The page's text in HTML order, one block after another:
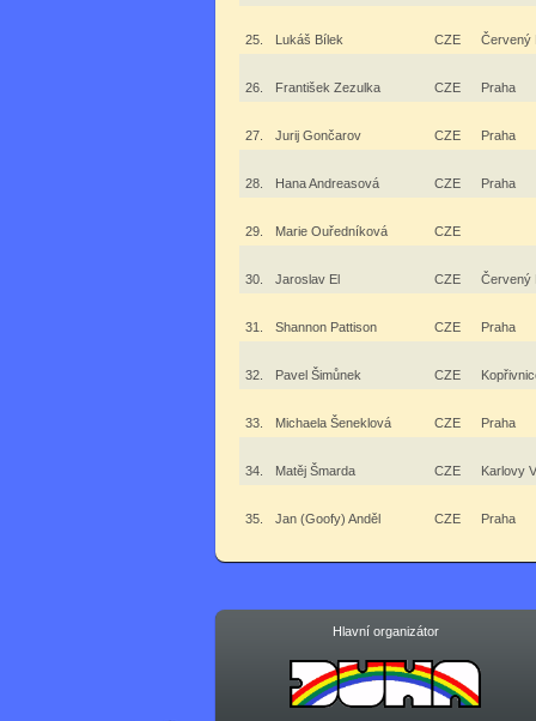
25. Lukáš Bílek CZE Červený
26. František Zezulka CZE Praha
27. Jurij Gončarov CZE Praha
28. Hana Andreasová CZE Praha
29. Marie Ouředníková CZE
30. Jaroslav El CZE Červený
31. Shannon Pattison CZE Praha
32. Pavel Šimůnek CZE
33. Michaela Šeneklová CZE Praha
34. Matěj Šmarda CZE Karlovy
35. Jan (Goofy) Anděl CZE Praha
Hlavní organizátor